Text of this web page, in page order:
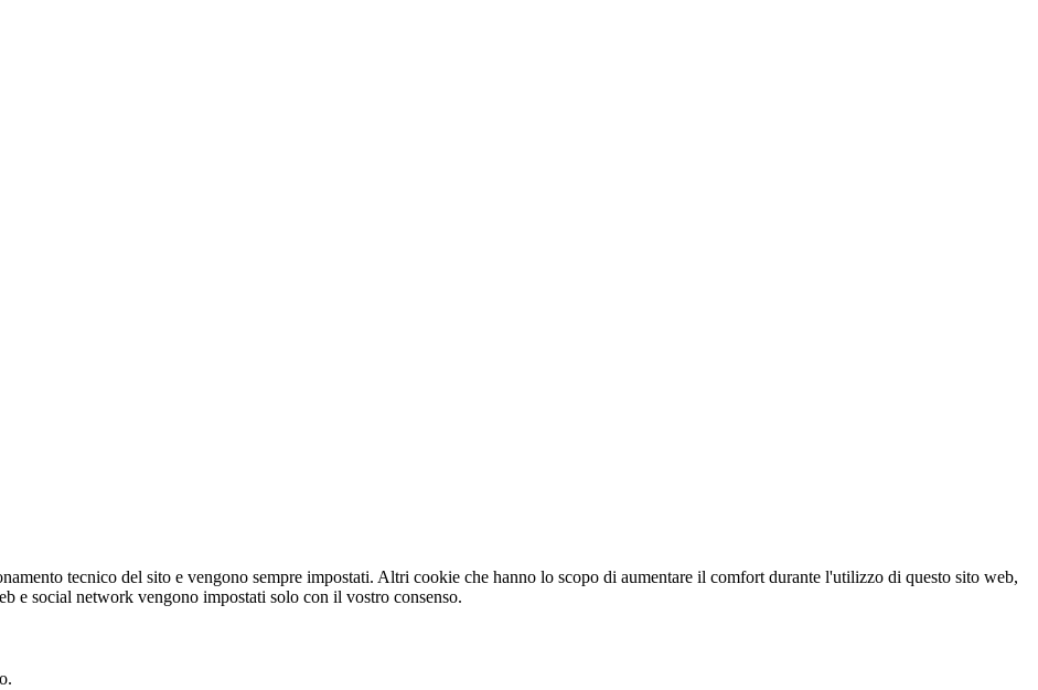
tecnico del sito e vengono sempre impostati. Altri cookie che hanno lo scopo di aumentare il comfort durante l'utilizzo di questo sito web,
e social network vengono impostati solo con il vostro consenso.